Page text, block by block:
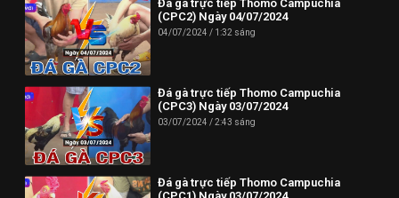
Đá gà trực tiếp Thomo Campuchia
(CPC2) Ngày 04/07/2024
04/07/2024 1:32 sáng
Đá gà trực tiếp Thomo Campuchia
(CPC3) Ngày 03/07/2024
03/07/2024 2:43 sáng
Đá gà trực tiếp Thomo Campuchia